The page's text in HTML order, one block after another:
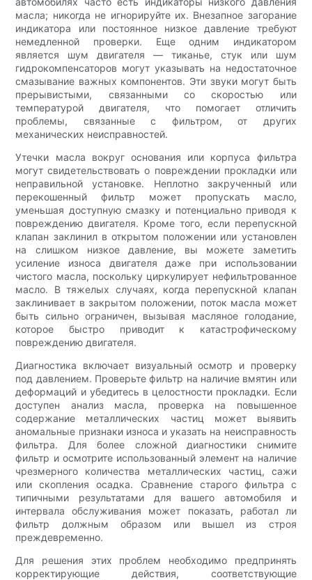
масла; никогда не игнорируйте их. Внезапное загорание
индикатора или постоянное низкое давление требуют
немедленной проверки. Еще одним индикатором
является шум двигателя — тиканье, стук или шум
гидрокомпенсаторов могут указывать на недостаточное
смазывание важных компонентов. Эти звуки могут быть
прерывистыми, связанными со скоростью или
температурой двигателя, что помогает отличить
проблемы, связанные с фильтром, от других
механических неисправностей.
Утечки масла вокруг основания или корпуса фильтра
могут свидетельствовать о повреждении прокладки или
неправильной установке. Неплотно закрученный или
перекошенный фильтр может пропускать масло,
уменьшая доступную смазку и потенциально приводя к
повреждению двигателя. Кроме того, если перепускной
клапан заклинил в открытом положении или установлен
на слишком низкое давление, вы можете заметить
усиление износа двигателя даже при использовании
чистого масла, поскольку циркулирует нефильтрованное
масло. В тяжелых случаях, когда перепускной клапан
заклинивает в закрытом положении, поток масла может
быть сильно ограничен, вызывая масляное голодание,
которое быстро приводит к катастрофическому
повреждению двигателя.
Диагностика включает визуальный осмотр и проверку
под давлением. Проверьте фильтр на наличие вмятин или
деформаций и убедитесь в целостности прокладки. Если
доступен анализ масла, проверка на повышенное
содержание металлических частиц может выявить
аномальные признаки износа и указать на неисправность
фильтра. Для более сложной диагностики снимите
фильтр и осмотрите использованный элемент на наличие
чрезмерного количества металлических частиц, сажи
или скопления осадка. Сравнение старого фильтра с
типичными результатами для вашего автомобиля и
интервала обслуживания может показать, работал ли
фильтр должным образом или вышел из строя
преждевременно.
Для решения этих проблем необходимо предпринять
корректирующие действия, соответствующие